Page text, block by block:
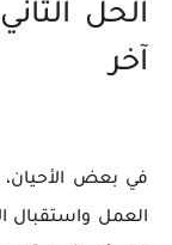
آخر
في بعض
العمل واستقبال